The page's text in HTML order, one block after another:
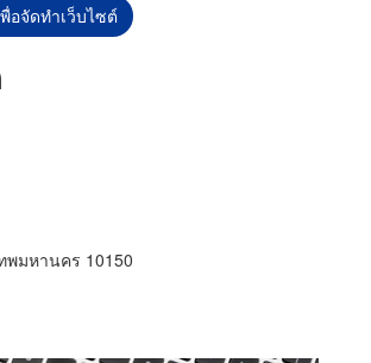
อจัดทำเว็บไซต์
พมหานคร 10150